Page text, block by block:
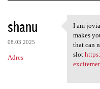
K
o
m
e
shanu
08.03.2025
Adres
I am
I am
makes
that can
slot